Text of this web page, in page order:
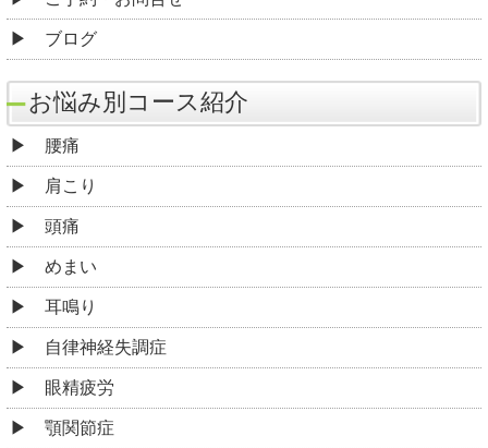
ブログ
お悩み別コース紹介
腰痛
肩こり
頭痛
めまい
耳鳴り
自律神経失調症
眼精疲労
顎関節症